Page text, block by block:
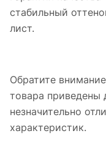
стабильный
лист.
Обратите
товара приведены
незначительно
характеристик.